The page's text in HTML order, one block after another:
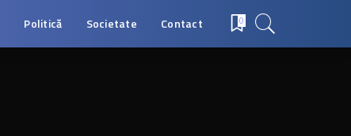
Politică Societate Contact 0